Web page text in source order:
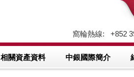
窩輪熱線: +852
相關資產資料 中銀國際簡介